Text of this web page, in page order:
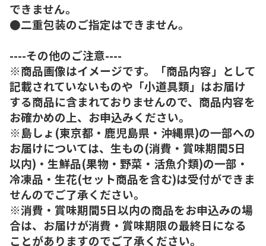
できません。
●二重包装のご指定はできません。
----その他のご注意----
※商品画像はイメージです。「商品内容」として
記載されていないものや「小道具類」はお届け
する商品に含まれておりませんので、商品内容を
お確かめの上、お申込みください。
※島しょ(東京都・鹿児島県・沖縄県)の一部への
お届けについては、生もの(消費・賞味期間5日
以内)・生鮮品(果物・野菜・活魚介類)の一部・
冷凍品・生花(セット商品を含む)は受付ができま
せんのでご了承ください。
※消費・賞味期間5日以内の商品をお申込みの場
合は、お届けが消費・賞味期限の最終日になる
ことがありますのでご了承ください。